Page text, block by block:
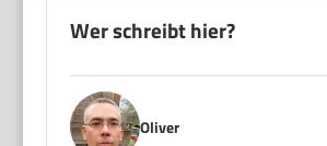
Wer schreibt hier?
Oliver